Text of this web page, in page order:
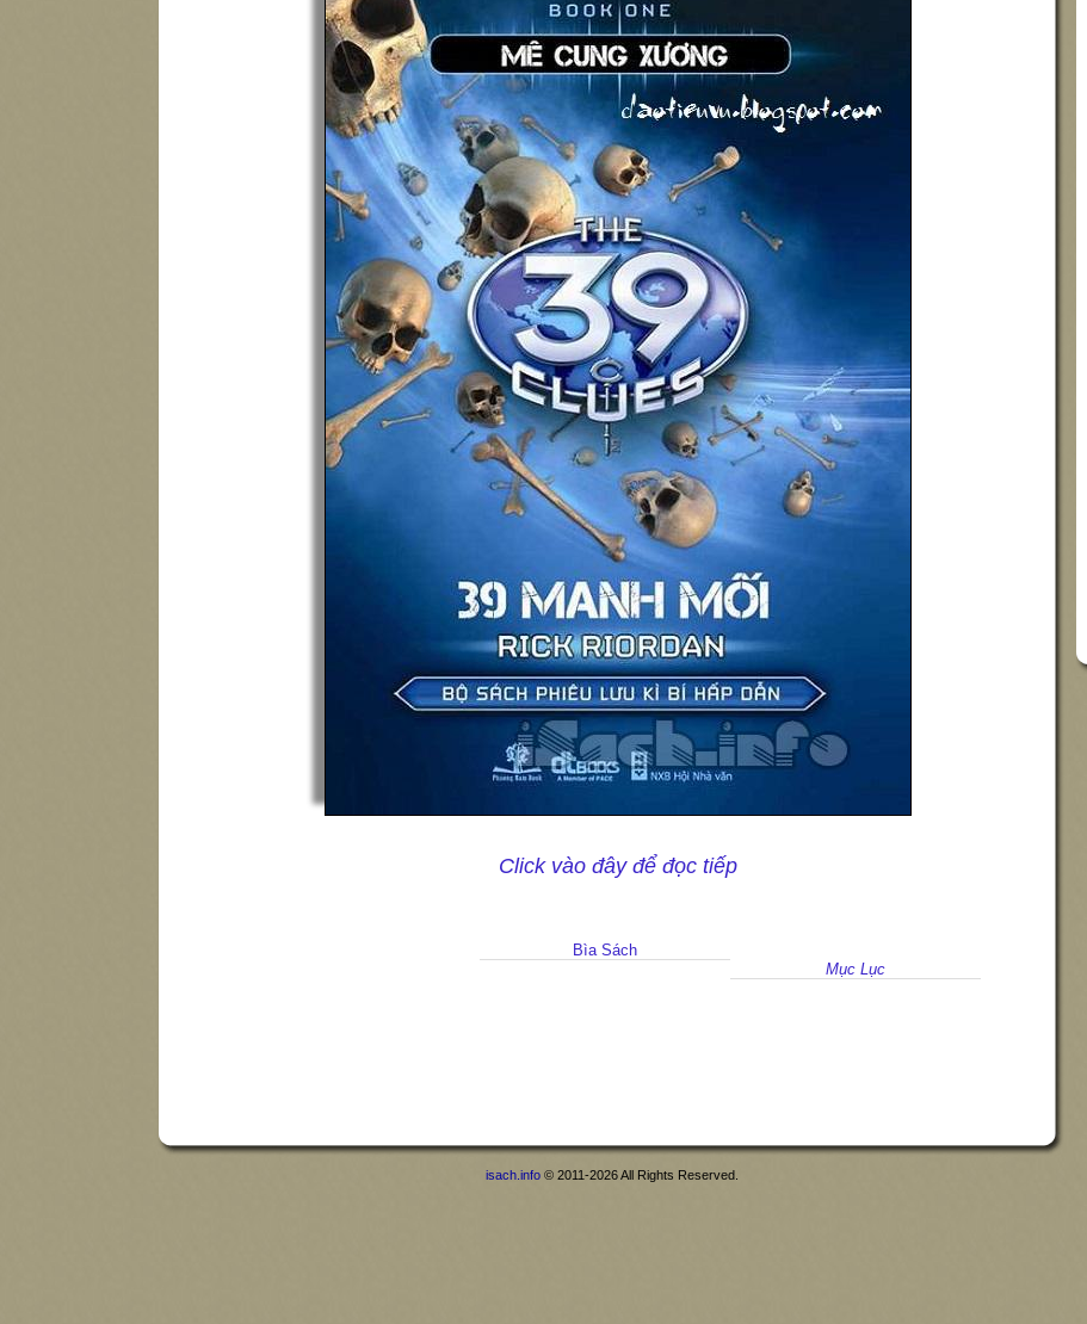
Click vào đây để đọc tiếp
Bìa Sách
Mục Lục
isach.info © 2011-2026 All Rights Reserved.